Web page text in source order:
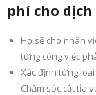
phí cho dịch
Họ sẽ cho nhân
từng công việc
Xác định từng
Chăm sóc cắt tỉa